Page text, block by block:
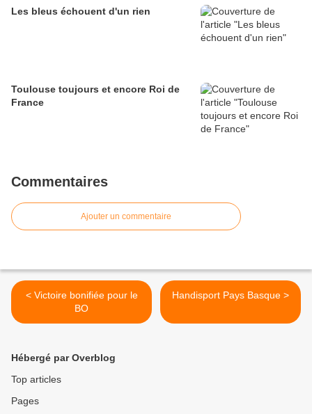
Les bleus échouent d'un rien
Toulouse toujours et encore Roi de
France
Commentaires
Ajouter un commentaire
< Victoire bonifiée pour le
BO
Handisport Pays Basque >
Hébergé par Overblog
Top articles
Pages